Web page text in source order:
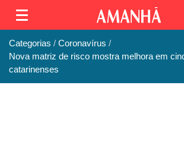
Categorias
Coronavírus
Nova matriz de risco mostra melhora em
catarinenses